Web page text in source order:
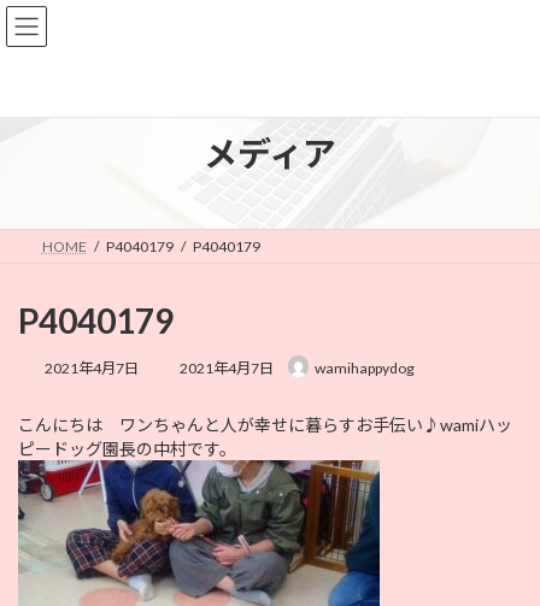
コ
ン
プ
ナ
ビ
動
メディア
HOME P4040179 P4040179
P4040179
2021年4月7日
最
新
日
時
:
2021年4月7日 wamihappydog
こんにちは ワンちゃんと人が幸せに暮らすお手伝い♪wamiハッ
ピードッグ園長の中村です。